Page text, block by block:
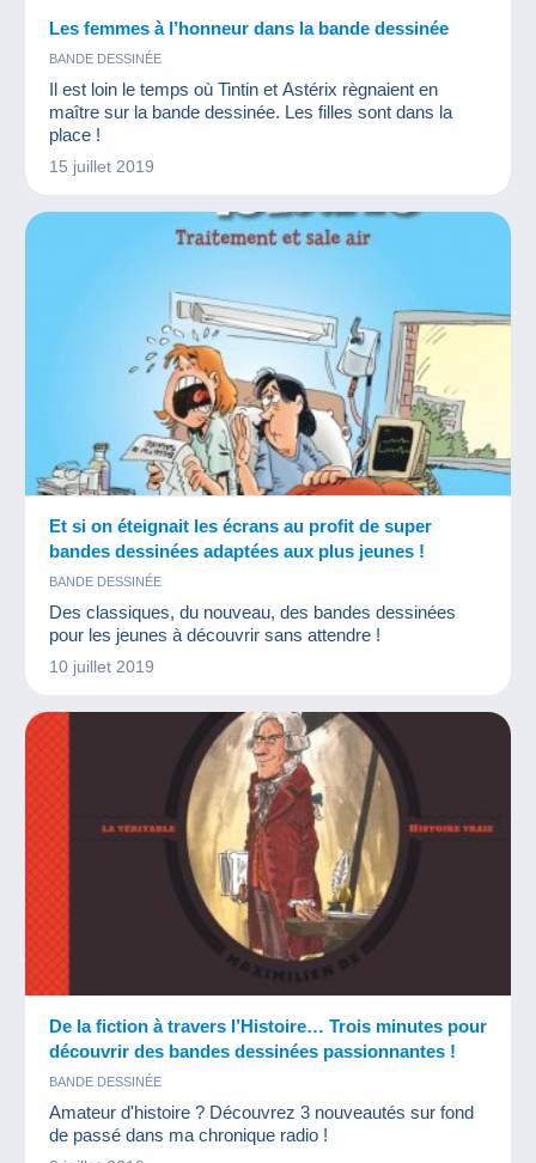
Les femmes à l’honneur dans la bande dessinée
BANDE DESSINÉE
Il est loin le temps où Tintin et Astérix règnaient en
maître sur la bande dessinée. Les filles sont dans la
place !
15 juillet 2019
Et si on éteignait les écrans au profit de super
bandes dessinées adaptées aux plus jeunes !
BANDE DESSINÉE
Des classiques, du nouveau, des bandes dessinées
pour les jeunes à découvrir sans attendre !
10 juillet 2019
De la fiction à travers l’Histoire… Trois minutes pour
découvrir des bandes dessinées passionnantes !
BANDE DESSINÉE
Amateur d'histoire ? Découvrez 3 nouveautés sur fond
de passé dans ma chronique radio !